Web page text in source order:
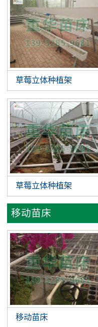
草莓立体种植架
草莓立体种植架
移动苗床
移动苗床